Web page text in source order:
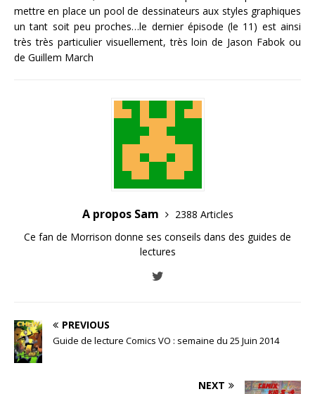
mettre en place un pool de dessinateurs aux styles graphiques
un tant soit peu proches…le dernier épisode (le 11) est ainsi
très très particulier visuellement, très loin de Jason Fabok ou
de Guillem March
A propos Sam
2388 Articles
Ce fan de Morrison donne ses conseils dans des guides de
lectures
PREVIOUS
Guide de lecture Comics VO : semaine du 25 Juin 2014
NEXT